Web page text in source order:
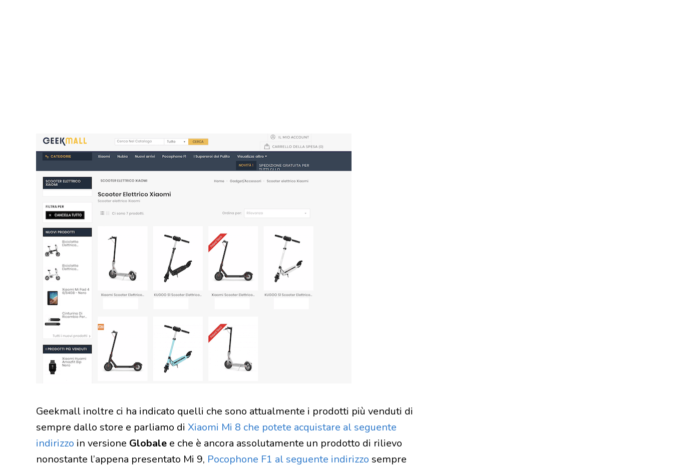
Geekmall inoltre ci ha indicato quelli che sono attualmente i prodotti più venduti di
sempre dallo store e parliamo di Xiaomi Mi 8 che potete acquistare al seguente
indirizzo in versione Globale e che è ancora assolutamente un prodotto di rilievo
nonostante l’appena presentato Mi 9, Pocophone F1 al seguente indirizzo sempre